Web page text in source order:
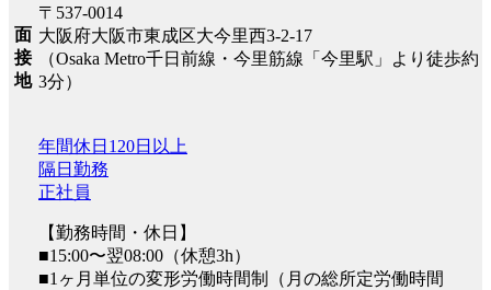
面
接
地
〒537-0014
大阪府大阪市東成区大今里西3-2-17
（Osaka Metro千日前線・今里筋線「今里駅」より徒歩約
3分）
年間休日120日以上
隔日勤務
正社員
【勤務時間・休日】
■15:00〜翌08:00（休憩3h）
■1ヶ月単位の変形労働時間制（月の総所定労働時間